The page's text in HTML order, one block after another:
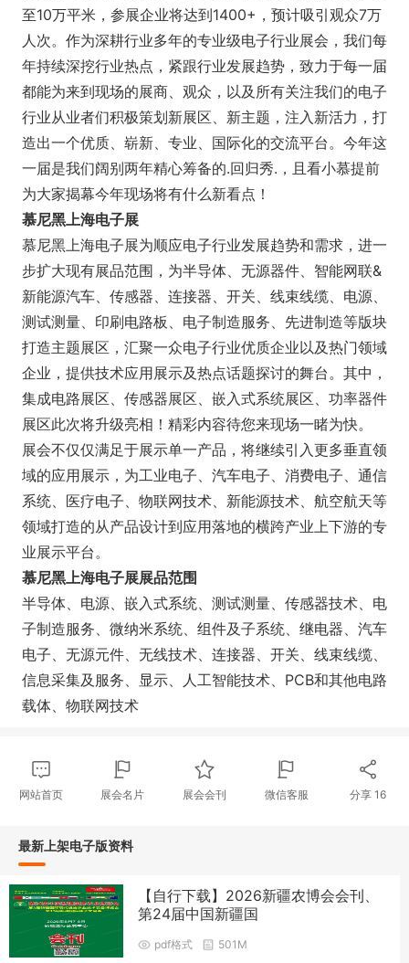
至10万平米，参展企业将达到1400+，预计吸引观众7万
人次。作为深耕行业多年的专业级电子行业展会，我们每
年持续深挖行业热点，紧跟行业发展趋势，致力于每一届
都能为来到现场的展商、观众，以及所有关注我们的电子
行业从业者们积极策划新展区、新主题，注入新活力，打
造出一个优质、崭新、专业、国际化的交流平台。今年这
一届是我们阔别两年精心筹备的.回归秀.，且看小慕提前
为大家揭幕今年现场将有什么新看点！
慕尼黑上海电子展
慕尼黑上海电子展为顺应电子行业发展趋势和需求，进一
步扩大现有展品范围，为半导体、无源器件、智能网联&
新能源汽车、传感器、连接器、开关、线束线缆、电源、
测试测量、印刷电路板、电子制造服务、先进制造等版块
打造主题展区，汇聚一众电子行业优质企业以及热门领域
企业，提供技术应用展示及热点话题探讨的舞台。其中，
集成电路展区、传感器展区、嵌入式系统展区、功率器件
展区此次将升级亮相！精彩内容待您来现场一睹为快。
展会不仅仅满足于展示单一产品，将继续引入更多垂直领
域的应用展示，为工业电子、汽车电子、消费电子、通信
系统、医疗电子、物联网技术、新能源技术、航空航天等
领域打造的从产品设计到应用落地的横跨产业上下游的专
业展示平台。
慕尼黑上海电子展展品范围
半导体、电源、嵌入式系统、测试测量、传感器技术、电
子制造服务、微纳米系统、组件及子系统、继电器、汽车
电子、无源元件、无线技术、连接器、开关、线束线缆、
信息采集及服务、显示、人工智能技术、PCB和其他电路
载体、物联网技术
网站首页 展会名片 展会会刊 微信客服 分享16
最新上架电子版资料
【自行下载】2026新疆农博会会刊、
第24届中国新疆国
pdf格式 501M